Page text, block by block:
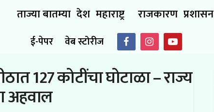
ताज्या बातम्या देश महाराष्ट्र राजकारण प्रशासन
ई-पेपर वेब स्टोरीज
127 कोटींचा घोटाळा – राज्य
अहवाल